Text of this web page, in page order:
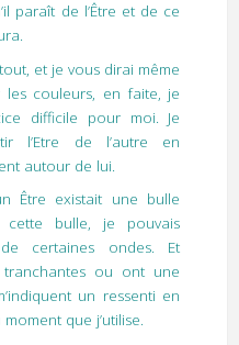
paraît de l’Être et de ce
et je vous dirai même
les couleurs, en faite, je
difficile pour moi. Je
l’Etre de l’autre en
autour de lui.
Être existait une bulle
bulle, je pouvais
certaines ondes. Et
ou ont une
un ressenti en
que j’utilise.